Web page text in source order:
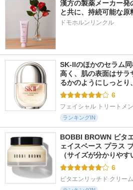
漢方の製薬メーカー発
と共に、持続可能な原
ドモホルンリンクル
SK-IIのほかのセラム
高く、肌の表面はサラ
るかのようにしっと
6
フェイシャル トリートメ
ランキングIN
BOBBI BROWN ビタ
ェイスベース プラス
（サイズが分かりや
6
ビタエンリッチド クリー